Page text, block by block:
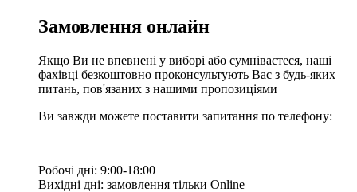
Замовлення онлайн
Якщо Ви не впевнені у виборі або сумніваєтеся, наші
фахівці безкоштовно проконсультують Вас з будь-яких
питань, пов'язаних з нашими пропозиціями
Ви завжди можете поставити запитання по телефону:
Робочі дні: 9:00-18:00
Вихідні дні: замовлення тільки Online